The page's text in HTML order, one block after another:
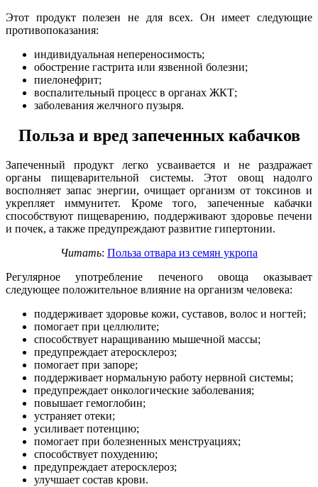
Этот продукт полезен не для всех. Он имеет следующие
противопоказания:
индивидуальная непереносимость;
обострение гастрита или язвенной болезни;
пиелонефрит;
воспалительный процесс в органах ЖКТ;
заболевания желчного пузыря.
Польза и вред запеченных кабачков
Запеченный продукт легко усваивается и не раздражает
органы пищеварительной системы. Этот овощ надолго
восполняет запас энергии, очищает организм от токсинов и
укрепляет иммунитет. Кроме того, запеченные кабачки
способствуют пищеварению, поддерживают здоровье печени
и почек, а также предупреждают развитие гипертонии.
Читать: Польза отвара из семян укропа
Регулярное употребление печеного овоща оказывает
следующее положительное влияние на организм человека:
поддерживает здоровье кожи, суставов, волос и ногтей;
помогает при целлюлите;
способствует наращиванию мышечной массы;
предупреждает атеросклероз;
помогает при запоре;
поддерживает нормальную работу нервной системы;
предупреждает онкологические заболевания;
повышает гемоглобин;
устраняет отеки;
усиливает потенцию;
помогает при болезненных менструациях;
способствует похудению;
предупреждает атеросклероз;
улучшает состав крови.